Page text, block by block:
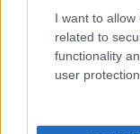
I want to
related to
functionality
user protection.
Középpontban a
Majka koncert, jóga